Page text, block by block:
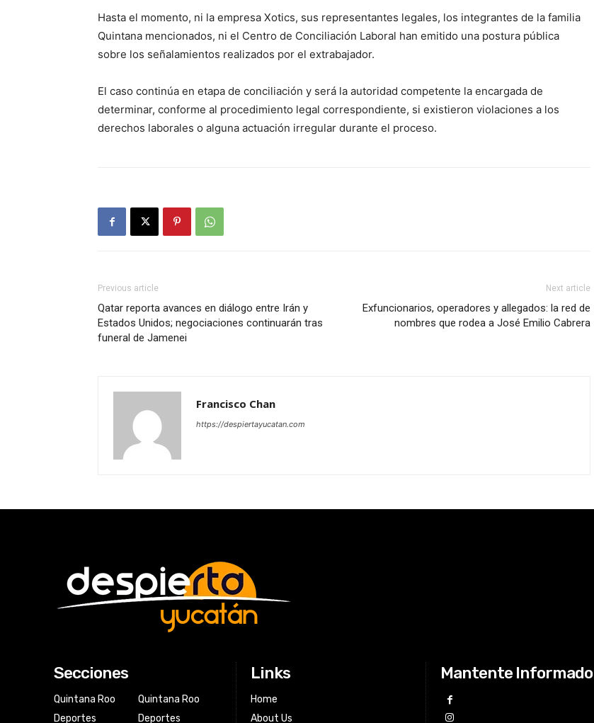
Hasta el momento, ni la empresa Xotics, sus representantes legales, los integrantes de la familia
Quintana mencionados, ni el Centro de Conciliación Laboral han emitido una postura pública
sobre los señalamientos realizados por el extrabajador.
El caso continúa en etapa de conciliación y será la autoridad competente la encargada de
determinar, conforme al procedimiento legal correspondiente, si existieron violaciones a los
derechos laborales o alguna actuación irregular durante el proceso.
Previous article
Qatar reporta avances en diálogo entre Irán y
Estados Unidos; negociaciones continuarán tras
funeral de Jamenei
Next article
Exfuncionarios, operadores y allegados: la red de
nombres que rodea a José Emilio Cabrera
Francisco Chan
https://despiertayucatan.com
Secciones
Quintana Roo
Deportes
Quintana Roo
Deportes
Links
Home
About Us
Mantente Informado